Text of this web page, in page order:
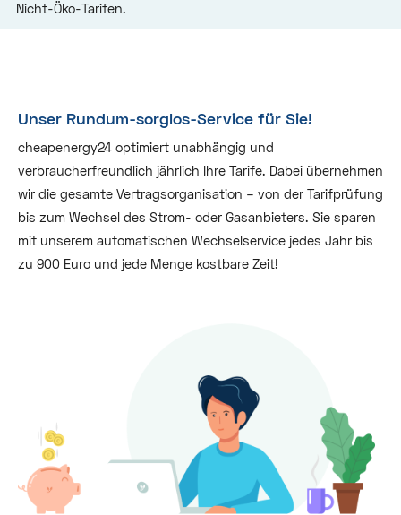
Nicht-Öko-Tarifen.
Unser Rundum-sorglos-Service für Sie!
cheapenergy24 optimiert unabhängig und
verbraucherfreundlich jährlich Ihre Tarife. Dabei übernehmen
wir die gesamte Vertragsorganisation – von der Tarifprüfung
bis zum Wechsel des Strom- oder Gasanbieters. Sie sparen
mit unserem automatischen Wechselservice jedes Jahr bis
zu 900 Euro und jede Menge kostbare Zeit!